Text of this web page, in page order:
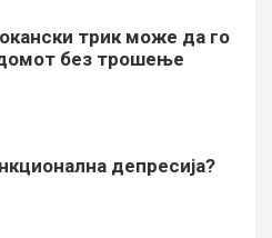
трик може да го
без трошење
депресија?